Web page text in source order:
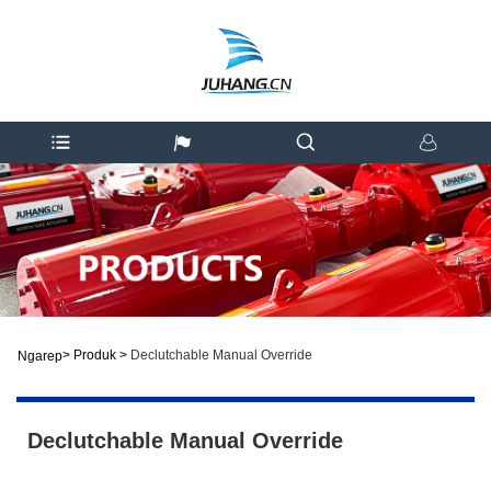
Ngarep> Produk > Declutchable Manual Override
Declutchable Manual Override